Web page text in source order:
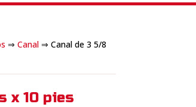
⇒ Canal⇒ Canal de 3 5/8
x 10 pies